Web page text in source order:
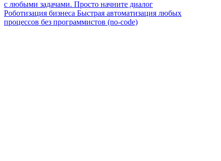
с любыми задачами. Просто начните диалог
Роботизация бизнеса Быстрая автоматизация любых
процессов без программистов (no-code)